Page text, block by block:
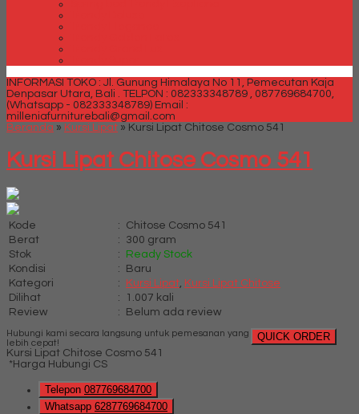
INFORMASI TOKO : Jl. Gunung Himalaya No 11, Pemecutan Kaja
Denpasar Utara, Bali . TELPON : 082333348789 , 087769684700,
(Whatsapp - 082333348789) Email :
milleniafurniturebali@gmail.com
Beranda » Kursi Lipat » Kursi Lipat Chitose Cosmo 541
Kursi Lipat Chitose Cosmo 541
Kode :
Chitose Cosmo 541
Berat
:
300 gram
Stok
:
Ready Stock
Kondisi
:
Baru
Kategori
: Kursi Lipat Kursi Lipat Chitose
Dilihat
:
1.007 kali
Review
: Belum ada review
QUICK ORDER
Hubungi kami secara langsung untuk pemesanan yang
lebih cepat!
Kursi Lipat Chitose Cosmo 541
*Harga Hubungi CS
Telepon 087769684700
Whatsapp 6287769684700